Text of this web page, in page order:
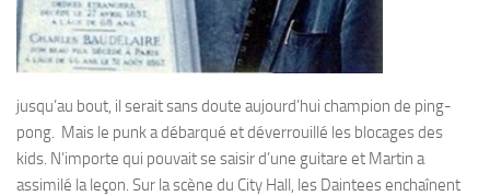
jusqu’au bout, il serait sans doute aujourd’hui champion de ping-
pong. Mais le punk a débarqué et déverrouillé les blocages des
kids. N’importe qui pouvait se saisir d’une guitare et Martin a
assimilé la leçon. Sur la scène du City Hall, les Daintees enchaînent